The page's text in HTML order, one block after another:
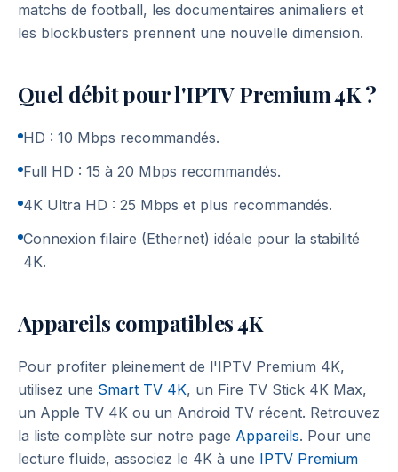
matchs de football, les documentaires animaliers et
les blockbusters prennent une nouvelle dimension.
Quel débit pour l'IPTV Premium 4K ?
HD : 10 Mbps recommandés.
Full HD : 15 à 20 Mbps recommandés.
4K Ultra HD : 25 Mbps et plus recommandés.
Connexion filaire (Ethernet) idéale pour la stabilité
4K.
Appareils compatibles 4K
Pour profiter pleinement de l'IPTV Premium 4K,
utilisez une Smart TV 4K, un Fire TV Stick 4K Max,
un Apple TV 4K ou un Android TV récent. Retrouvez
la liste complète sur notre page Appareils. Pour une
lecture fluide, associez le 4K à une IPTV Premium